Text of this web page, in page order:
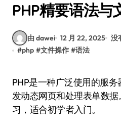
PHP精要语法与
由 dawei 12 月 22, 2025 没
#php #文件操作 #语法
PHP是一种广泛使用的服务器端脚本语言，适合开
发动态网页和处理表单数
习，适合初学者入门。